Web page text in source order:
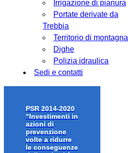
Irrigazione di pianura
Portate derivate da
Trebbia
Territorio di montagna
Dighe
Polizia idraulica
Sedi e contatti
PSR 2014-2020
“Investimenti in
azioni di
prevenzione
volte a ridurre
le conseguenze